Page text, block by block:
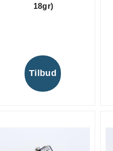
18gr)
Tilbud